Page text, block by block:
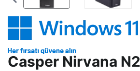
Casper Nirvana